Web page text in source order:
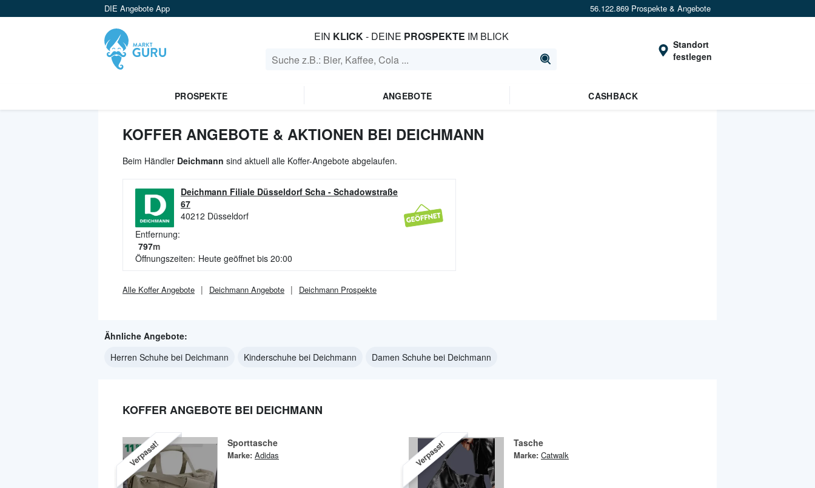
DIE Angebote App 56.122.869 Prospekte & Angebote
EIN KLICK- DEINE PROSPEKTE IM BLICK
Standort
festlegen
PROSPEKTE ANGEBOTE CASHBACK
KOFFER ANGEBOTE & AKTIONEN BEI DEICHMANN
Beim Händler Deichmann sind aktuell alle Koffer-Angebote abgelaufen.
Deichmann Filiale Düsseldorf Scha - Schadowstraße
67
40212 Düsseldorf
Entfernung:
797m
Öffnungszeiten: Heute geöffnet bis 20:00
Alle KofferAngebote Deichmann Angebote Deichmann Prospekte
Ähnliche Angebote:
Herren Schuhe bei Deichmann
Kinderschuhe bei Deichmann Damen Schuhe bei Deichmann
KOFFER ANGEBOTE BEI DEICHMANN
Verpasst! Sporttasche
Marke: Adidas Verpasst! Tasche
Marke: Catwalk